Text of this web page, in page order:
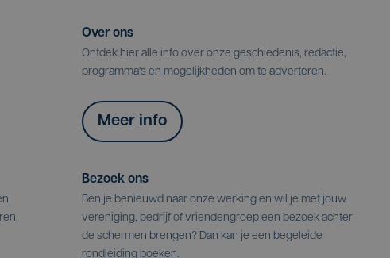
Over ons
Ontdek hier alle info over onze geschiedenis, redactie,
programma's en mogelijkheden om te adverteren.
Meer info
Bezoek ons
Ben je benieuwd naar onze werking en wil je met jouw
vereniging, bedrijf of vriendengroep een bezoek achter
de schermen brengen? Dan kan je een begeleide
rondleiding boeken.